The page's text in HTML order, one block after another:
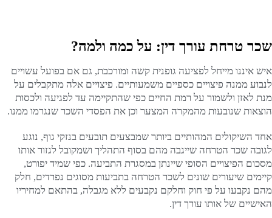
שכר טרחת עורך דין: על כמה ולמה?
איש איננו מייחל לפציעה גופנית קשה ומורכבת, גם אם בפועל עשויים
לנבוע ממנה פיצויים כספיים משמעותיים. פיצויים אלה מתקבלים על
מנת לאזן ולשמור על רמת החיים כפי שהתקיימה עד לפגיעה ולכסות
הוצאות שנובעות מהמקרה המצער וכן את הפסדי השכר שנגרמו ממנו.
אחד השיקולים המהותיים ביותר שמבצעים תובעים בנזקי גוף, נוגע
לגובה שכר הטרחה שייגבה מהם בסוף התהליך ושמקובל לגזור אותו
מסכום הפיצויים הסופי שיינתן במסגרת התביעה. כפי שמיד יפורט,
קיימים שיעורים שונים לשכר הטרחה בתביעות מסוגים נפרדים, חלק
מהם נקבעו על פי חוק וחלקם נקבעים ללא מגבלה, בהתאם למחיריו
האישיים של אותו עורך דין.